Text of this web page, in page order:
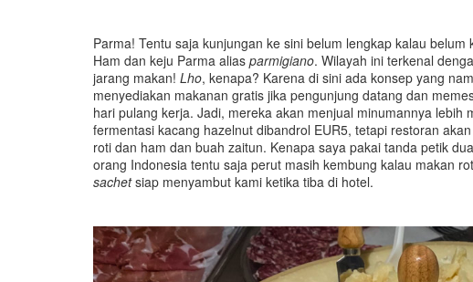
Parma! Tentu saja kunjungan ke sini belum lengkap kalau
Ham dan keju Parma alias parmigiano. Wilayah ini terkenal
jarang makan! Lho, kenapa? Karena di sini ada konsep yang
menyediakan makanan gratis jika pengunjung datang dan
hari pulang kerja. Jadi, mereka akan menjual minumannya lebih
fermentasi kacang hazelnut dibandrol EUR5, tetapi restoran
roti dan ham dan buah zaitun. Kenapa saya pakai tanda petik
orang Indonesia tentu saja perut masih kembung kalau makan
sachetsiap menyambut kami ketika tiba di hotel.